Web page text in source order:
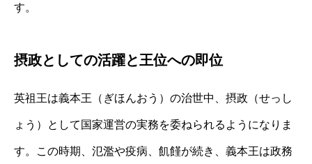
す。
摂政としての活躍と王位への即位
英祖王は義本王（ぎほんおう）の治世中、摂政（せっし
ょう）として国家運営の実務を委ねられるようになりま
す。この時期、氾濫や疫病、飢饉が続き、義本王は政務